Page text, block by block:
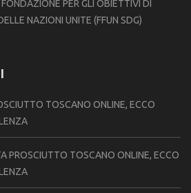
PER GLI OBIETTIVI DI
NAZIONI UNITE (FFUN SDG)
TOSCANO ONLINE, ECCO
PROSCIUTTO TOSCANO ONLINE, ECCO